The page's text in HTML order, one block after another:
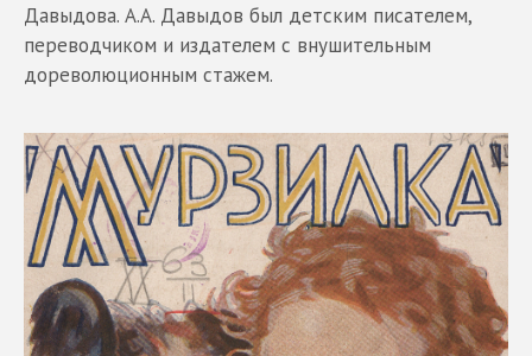
Давыдова. А.А. Давыдов был детским писателем,
переводчиком и издателем с внушительным
дореволюционным стажем.